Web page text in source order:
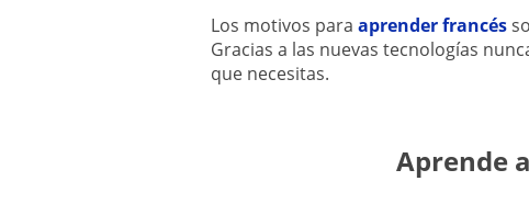
Los motivos para aprender francés
Gracias a las nuevas tecnologías
que necesitas.
Aprende